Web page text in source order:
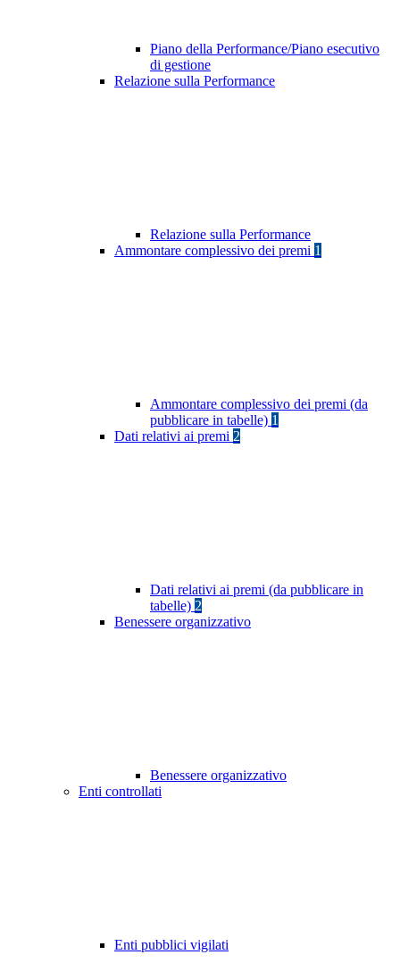
Piano della Performance/Piano esecutivo
di gestione
Relazione sulla Performance
Relazione sulla Performance
Ammontare complessivo dei premi 1
Ammontare complessivo dei premi (da
pubblicare in tabelle) 1
Dati relativi ai premi 2
Dati relativi ai premi (da pubblicare in
tabelle) 2
Benessere organizzativo
Benessere organizzativo
Enti controllati
Enti pubblici vigilati